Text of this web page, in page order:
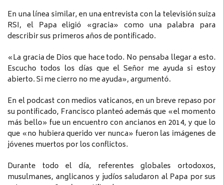
En una línea similar, en una entrevista con la televisión suiza
RSI, el Papa eligió «gracia» como una palabra para
describir sus primeros años de pontificado.
«La gracia de Dios que hace todo. No pensaba llegar a esto.
Escucho todos los días que el Señor me ayuda si estoy
abierto. Si me cierro no me ayuda», argumentó.
En el podcast con medios vaticanos, en un breve repaso por
su pontificado, Francisco planteó además que «el momento
más bello» fue un encuentro con ancianos en 2014, y que lo
que «no hubiera querido ver nunca» fueron las imágenes de
jóvenes muertos por los conflictos.
Durante todo el día, referentes globales ortodoxos,
musulmanes, anglicanos y judíos saludaron al Papa por sus